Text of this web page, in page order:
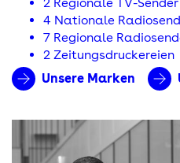
2 Regionale TV-Sender
4 Nationale
7 Regionale
2 Zeitungsdruckereien
Unsere Marken